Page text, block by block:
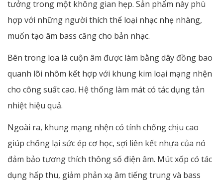
tưởng trong một không gian hẹp. Sản phẩm này phù
hợp với những người thích thể loại nhạc nhẹ nhàng,
muốn tạo âm bass căng cho bản nhạc.
Bên trong loa là cuộn âm được làm bằng dây đồng bao
quanh lõi nhôm kết hợp với khung kim loại mạng nhện
cho công suất cao. Hệ thống làm mát có tác dụng tản
nhiệt hiệu quả.
Ngoài ra, khung mạng nhện có tính chống chịu cao
giúp chống lại sức ép cơ học, sợi liên kết nhựa của nó
đảm bảo tương thích thông số điện âm. Mút xốp có tác
dụng hấp thu, giảm phản xạ âm tiếng trung và bass